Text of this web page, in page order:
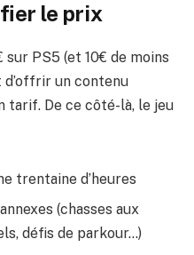
le prix
PS5 (et 10€ de moins
d’offrir un contenu
De ce côté-là, le jeu
trentaine d’heures
(chasses aux
défis de parkour…)